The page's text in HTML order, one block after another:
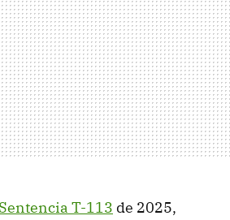
Sentencia T-113 de 2025,